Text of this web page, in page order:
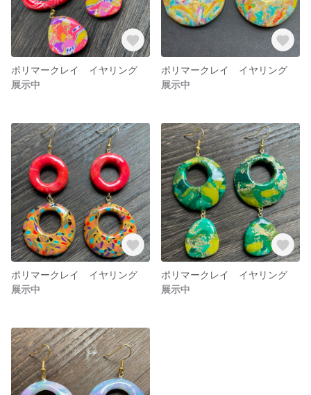
ポリマークレイ イヤリング
展示中
ポリマークレイ イヤリング
展示中
ポリマークレイ イヤリング
展示中
ポリマークレイ イヤリング
展示中